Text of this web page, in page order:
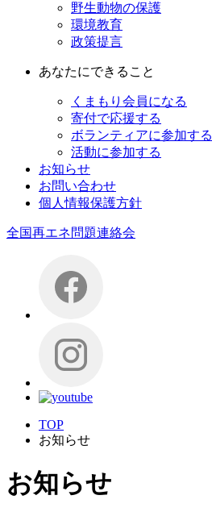
野生動物の保護
環境教育
政策提言
あなたにできること
くまもり会員になる
寄付で応援する
ボランティアに参加する
活動に参加する
お知らせ
お問い合わせ
個人情報保護方針
全国再エネ問題連絡会
TOP
お知らせ
お知らせ